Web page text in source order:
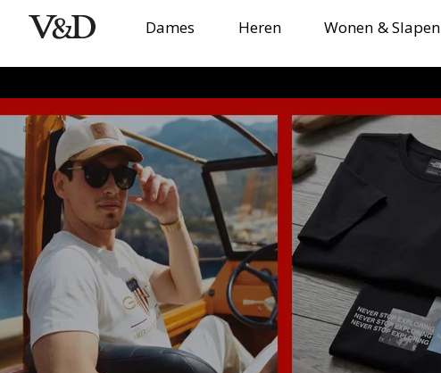
Dames Heren Wonen & Slapen